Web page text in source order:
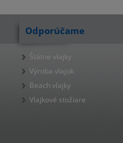
Odporúčame
Štátne vlajky
Výroba vlajok
Beach vlajky
Vlajkové stožiare